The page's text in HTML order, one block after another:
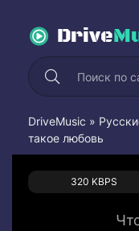
Drive
DriveMusic »
такое любовь
320 KBPS